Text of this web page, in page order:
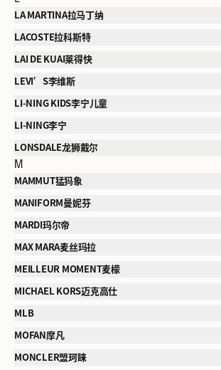
LA MARTINA拉马丁纳
LACOSTE拉科斯特
LAI DE KUAI莱得快
LEVI’S李维斯
LI-NING KIDS李宁儿童
LI-NING李宁
LONSDALE龙狮戴尔
M
MAMMUT猛犸象
MANIFORM曼妮芬
MARDI玛尔帝
MAX MARA麦丝玛拉
MEILLEUR MOMENT麦檬
MICHAEL KORS迈克高仕
MLB
MOFAN摩凡
MONCLER盟珂睐